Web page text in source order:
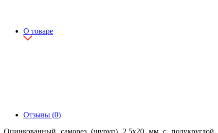
О товаре
Отзывы (0)
Оцинкованный саморез (шуруп) 2,5х20 мм с полукруглой